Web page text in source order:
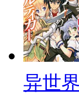
异世